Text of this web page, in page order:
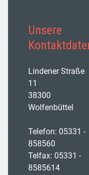
Unsere
Lindener Straße
11
38300
Wolfenbüttel
Telefon: 05331 -
858560
Telfax: 05331 -
8585614